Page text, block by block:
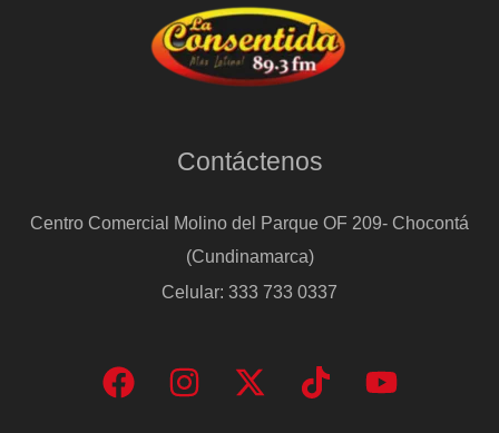
Contáctenos
Centro Comercial Molino del Parque OF 209- Chocontá
(Cundinamarca)
Celular: 333 733 0337